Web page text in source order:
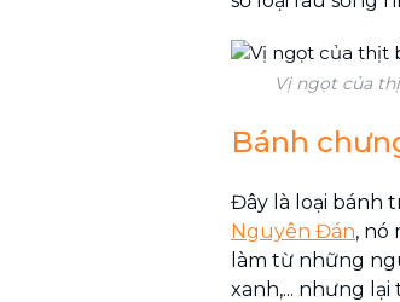
Vị ngọt của
Bánh
Đây là loại bánh
Nguyên Đán, nó
làm từ những
xanh,... nhưng